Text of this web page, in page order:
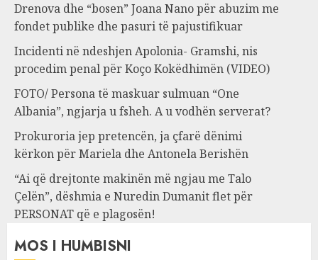
Drenova dhe “bosen” Joana Nano për abuzim me
fondet publike dhe pasuri të pajustifikuar
Incidenti në ndeshjen Apolonia- Gramshi, nis
procedim penal për Koço Kokëdhimën (VIDEO)
FOTO/ Persona të maskuar sulmuan “One
Albania”, ngjarja u fsheh. A u vodhën serverat?
Prokuroria jep pretencën, ja çfarë dënimi
kërkon për Mariela dhe Antonela Berishën
“Ai që drejtonte makinën më ngjau me Talo
Çelën”, dëshmia e Nuredin Dumanit flet për
PERSONAT që e plagosën!
MOS I HUMBISNI